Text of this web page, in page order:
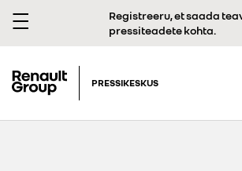
Registreeru, et saada
pressiteadete kohta.
PRESSIKESKUS